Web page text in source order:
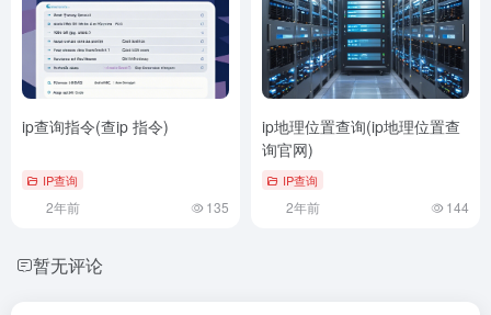
ip查询指令(查ip 指令)
IP查询
2年前 135
ip地理位置查询(ip地理位置查
询官网)
IP查询
2年前 144
暂无评论